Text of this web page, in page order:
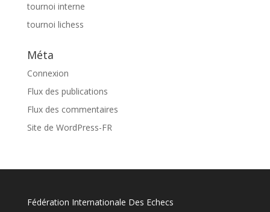
tournoi interne
tournoi lichess
Méta
Connexion
Flux des publications
Flux des commentaires
Site de WordPress-FR
Fédération Internationale Des Echecs